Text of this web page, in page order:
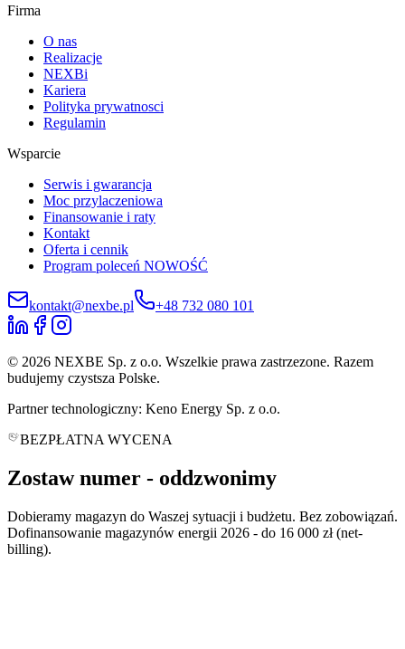
Firma
O nas
Realizacje
NEXBi
Kariera
Polityka prywatnosci
Regulamin
Wsparcie
Serwis i gwarancja
Moc przylaczeniowa
Finansowanie i raty
Kontakt
Oferta i cennik
Program poleceń NOWOŚĆ
kontakt@nexbe.pl +48 732 080 101
© 2026 NEXBE Sp. z o.o. Wszelkie prawa zastrzezone. Razem
budujemy czystsza Polske.
Partner technologiczny: Keno Energy Sp. z o.o.
BEZPŁATNA WYCENA
Zostaw numer - oddzwonimy
Dobieramy magazyn do Waszej sytuacji i budżetu. Bez zobowiązań.
Dofinansowanie magazynów energii 2026 - do 16 000 zł (net-
billing).